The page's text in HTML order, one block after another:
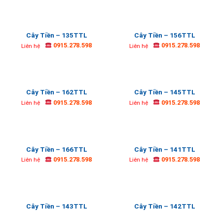
Cây Tiền – 135TTL
Liên hệ 0915.278.598
Cây Tiền – 156TTL
Liên hệ 0915.278.598
Cây Tiền – 162TTL
Liên hệ 0915.278.598
Cây Tiền – 145TTL
Liên hệ 0915.278.598
Cây Tiền – 166TTL
Liên hệ 0915.278.598
Cây Tiền – 141TTL
Liên hệ 0915.278.598
Cây Tiền – 143TTL Cây Tiền – 142TTL